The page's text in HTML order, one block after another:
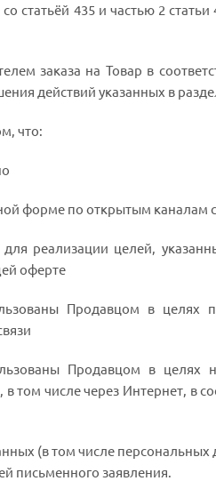
статьёй 435 и частью 2
заказа на Товар в
действий указанных в
что:
форме по открытым каналам
реализации целей,
оферте
Продавцом в целях
Продавцом в целях
числе через Интернет, в
(в том числе
письменного заявления.